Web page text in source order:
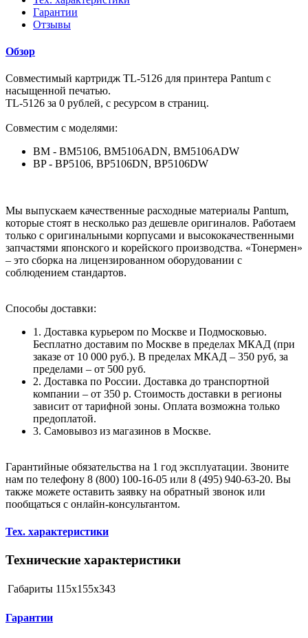
Гарантии
Отзывы
Обзор
Совместимый картридж TL-5126 для принтера Pantum с
насыщенной печатью.
TL-5126 за 0 рублей, с ресурсом в страниц.
Совместим с моделями:
BM - BM5106, BM5106ADN, BM5106ADW
BP - BP5106, BP5106DN, BP5106DW
Мы выпускаем качественные расходные материалы Pantum,
которые стоят в несколько раз дешевле оригиналов. Работаем
только с оригинальными корпусами и высококачественными
запчастями японского и корейского производства. «Тонермен»
– это сборка на лицензированном оборудовании с
соблюдением стандартов.
Способы доставки:
1. Доставка курьером по Москве и Подмосковью.
Бесплатно доставим по Москве в пределах МКАД (при
заказе от 10 000 руб.). В пределах МКАД – 350 руб, за
пределами – от 500 руб.
2. Доставка по России. Доставка до транспортной
компании – от 350 р. Стоимость доставки в регионы
зависит от тарифной зоны. Оплата возможна только
предоплатой.
3. Самовывоз из магазинов в Москве.
Гарантийные обязательства на 1 год эксплуатации. Звоните
нам по телефону 8 (800) 100-16-05 или 8 (495) 940-63-20. Вы
также можете оставить заявку на обратный звонок или
пообщаться с онлайн-консультантом.
Тех. характеристики
Технические характеристики
Габариты 115x155x343
Гарантии